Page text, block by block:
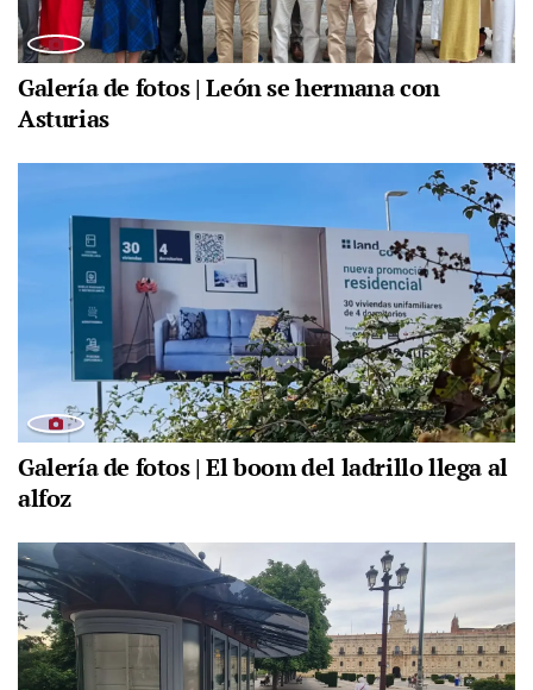
Galería de fotos | León se hermana con
Asturias
Galería de fotos | El boom del ladrillo llega al
alfoz